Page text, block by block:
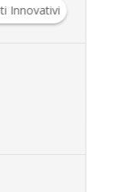
Innovativi